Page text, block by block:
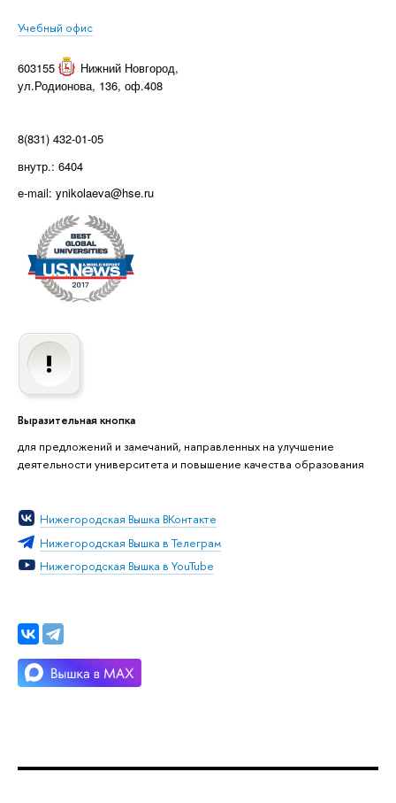
Учебный офис
603155 Нижний Новгород,
ул.Родионова, 136, оф.408
8(831) 432-01-05
внутр.: 6404
e-mail: ynikolaeva@hse.ru
Выразительная кнопка
для предложений и замечаний, направленных на улучшение
деятельности университета и повышение качества образования
Нижегородская Вышка ВКонтакте
Нижегородская Вышка в Телеграм
Нижегородская Вышка в YouTube